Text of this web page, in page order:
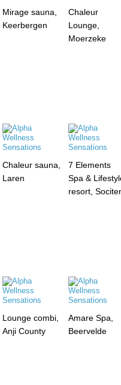
Mirage sauna,
Keerbergen
Chaleur
Lounge,
Moerzeke
Chaleur sauna,
Laren
7 Elements
Spa &
resort,
Lounge combi,
Anji County
Amare Spa,
Beervelde